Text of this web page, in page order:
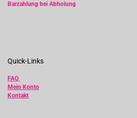
Barzahlung bei Abholung
Quick-Links
FAQ
Mein Konto
Kontakt